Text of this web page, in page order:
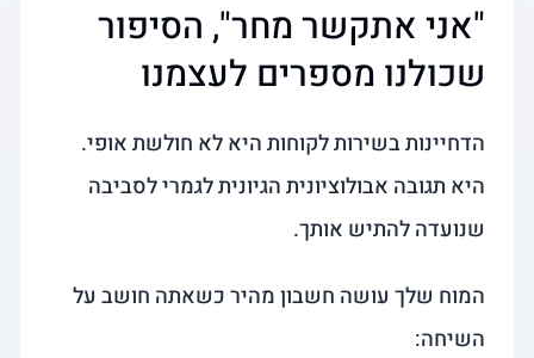
"אני אתקשר מחר", הסיפור
שכולנו מספרים לעצמנו
הדחיינות בשירות לקוחות היא לא חולשת אופי.
היא תגובה אבולוציונית הגיונית לגמרי לסביבה
שנועדה להתיש אותך.
המוח שלך עושה חשבון מהיר כשאתה חושב על
השיחה: